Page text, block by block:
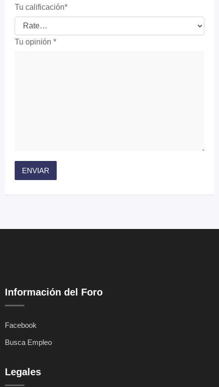
Tu calificación*
Tu opinión *
Información del Foro
Facebook
Busca Empleo
Legales